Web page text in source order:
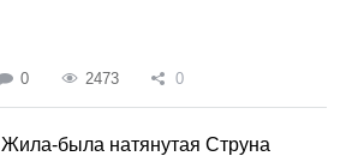
0 2473 0
Жила-была натянутая Струна